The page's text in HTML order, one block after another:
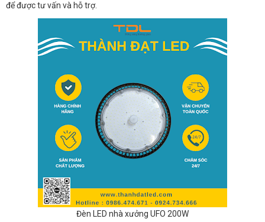
để được tư vấn và hỗ trợ.
Đèn LED nhà xưởng UFO 200W